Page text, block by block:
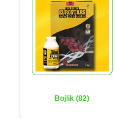
Bojlik (82)